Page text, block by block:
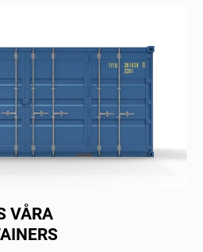
VÅRA